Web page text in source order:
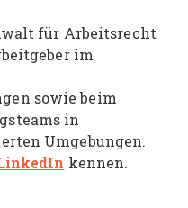
für Arbeitsrecht
im
sowie beim
in
Umgebungen.
kennen.